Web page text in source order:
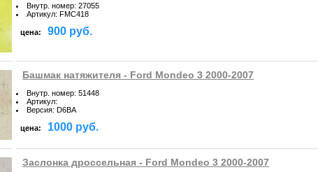
Внутр. номер: 27055
Артикул: FMC418
цена: 900 руб.
Башмак натяжителя - Ford Mondeo 3 2000-2007
Внутр. номер: 51448
Артикул:
Версия: D6BA
цена: 1000 руб.
Заслонка дроссельная - Ford Mondeo 3 2000-2007